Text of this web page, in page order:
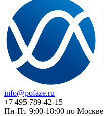
info@pofaze.ru
+7 495 789-42-15
Пн-Пт 9:00-18:00 по Москве